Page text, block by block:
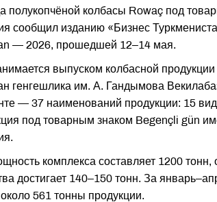
полукопчёной колбасы Rowaç под
сообщил изданию «Бизнес
— 2026, прошедшей 12–14 мая.
выпуском колбасной
генгешлика им. А. Гандымова
— 37 наименований продукции: 15
под товарным знаком Begençli gün
комплекса составляет 1200
достигает 140–150 тонн. За
561 тонны продукции.